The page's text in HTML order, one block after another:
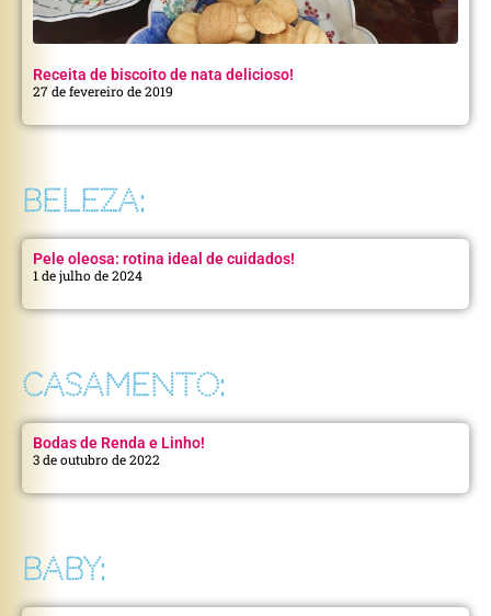
Receita de biscoito de nata delicioso!
27 de fevereiro de 2019
BELEZA:
Pele oleosa: rotina ideal de cuidados!
1 de julho de 2024
CASAMENTO:
Bodas de Renda e Linho!
3 de outubro de 2022
BABY: